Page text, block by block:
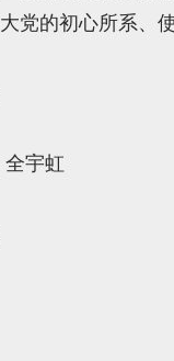
党的初心所系、使
全宇虹